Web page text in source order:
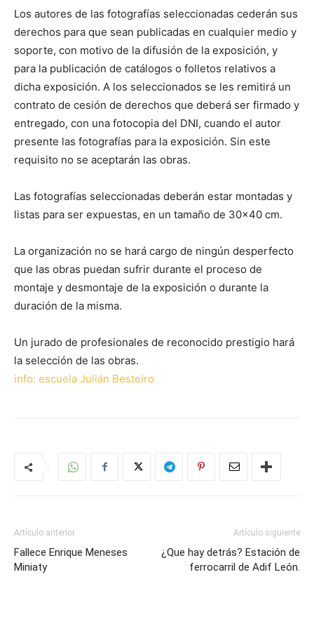
Los autores de las fotografías seleccionadas cederán sus
derechos para que sean publicadas en cualquier medio y
soporte, con motivo de la difusión de la exposición, y
para la publicación de catálogos o folletos relativos a
dicha exposición. A los seleccionados se les remitirá un
contrato de cesión de derechos que deberá ser firmado y
entregado, con una fotocopia del DNI, cuando el autor
presente las fotografías para la exposición. Sin este
requisito no se aceptarán las obras.
Las fotografías seleccionadas deberán estar montadas y
listas para ser expuestas, en un tamaño de 30×40 cm.
La organización no se hará cargo de ningún desperfecto
que las obras puedan sufrir durante el proceso de
montaje y desmontaje de la exposición o durante la
duración de la misma.
Un jurado de profesionales de reconocido prestigio hará
la selección de las obras.
info: escuela Julián Besteiro
Artículo anterior
Fallece Enrique Meneses
Miniaty
Artículo siguiente
¿Que hay detrás? Estación de
ferrocarril de Adif León.